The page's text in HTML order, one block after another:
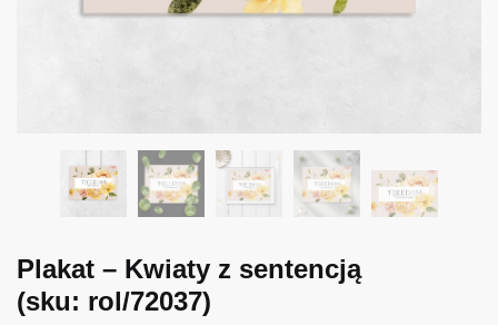
Plakat – Kwiaty z sentencją
(sku: rol/72037)